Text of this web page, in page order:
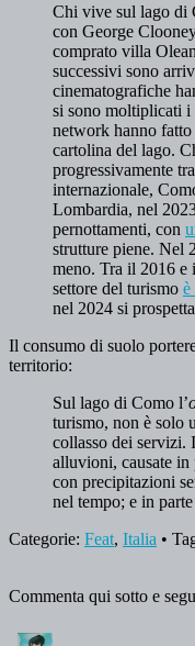
Chi vive sul lago di
con George
comprato villa
successivi sono
cinematografiche
si sono moltiplicati i
network hanno
cartolina del lago.
progressivamente
internazionale,
Lombardia, nel
pernottamenti, con
strutture piene. Nel
meno. Tra il 2016
settore del turismo è
nel 2024 si
Il consumo di suolo
territorio:
Sul lago di Como l’
turismo, non è solo
collasso dei servizi.
alluvioni, causate in
con precipitazioni
nel tempo; e in
Categorie: Feat, Italia •
Commenta qui sotto e